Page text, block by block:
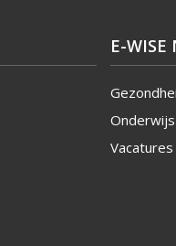
E-
Onderwijs
Vacatures